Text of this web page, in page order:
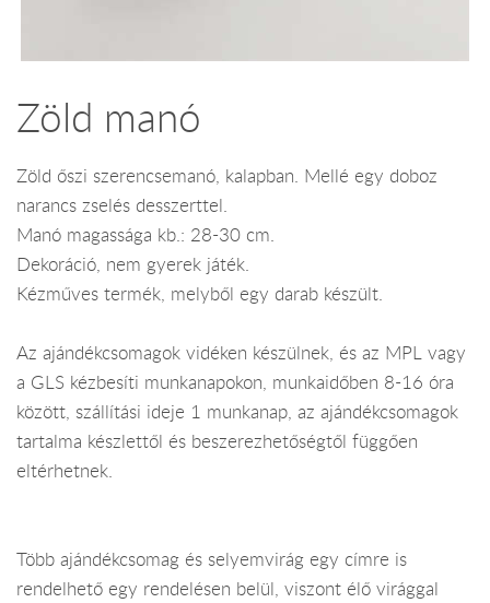
Zöld manó
Zöld őszi szerencsemanó, kalapban. Mellé egy doboz
narancs zselés desszerttel.
Manó magassága kb.: 28-30 cm.
Dekoráció, nem gyerek játék.
Kézműves termék, melyből egy darab készült.
Az ajándékcsomagok vidéken készülnek, és az MPL vagy
a GLS kézbesíti munkanapokon, munkaidőben 8-16 óra
között, szállítási ideje 1 munkanap, az ajándékcsomagok
tartalma készlettől és beszerezhetőségtől függően
eltérhetnek.
Több ajándékcsomag és selyemvirág egy címre is
rendelhető egy rendelésen belül, viszont élő virággal